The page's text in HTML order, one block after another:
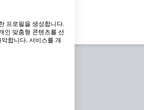
프로필을 생성합니다.
인 맞춤형 콘텐츠를 선
합니다. 서비스를 개